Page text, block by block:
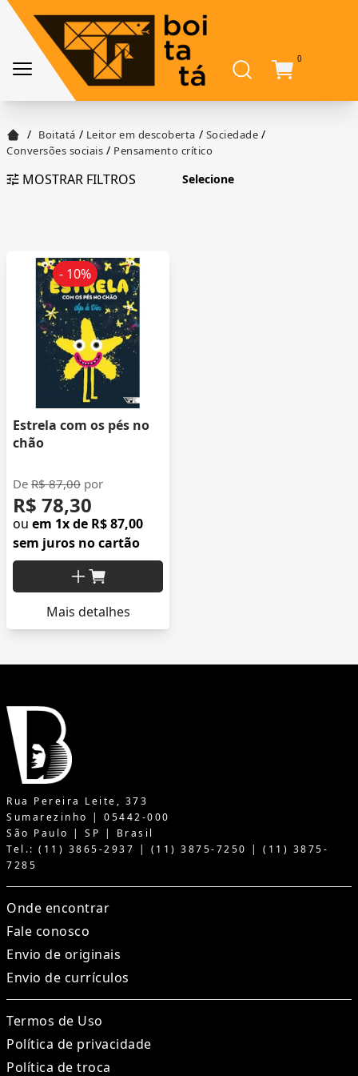
0
/ Boitatá / Leitor em descoberta / Sociedade /
Conversões sociais / Pensamento crítico
MOSTRAR FILTROS
Estrela com os pés no
chão
De R$ 87,00 por
R$ 78,30
ou em 1x de R$ 87,00
sem juros no cartão
- 10%
Mais detalhes
Rua Pereira Leite, 373
Sumarezinho | 05442-000
São Paulo | SP | Brasil
Tel.: (11) 3865-2937 | (11) 3875-7250 | (11) 3875-
7285
Onde encontrar
Fale conosco
Envio de originais
Envio de currículos
Termos de Uso
Política de privacidade
Política de troca